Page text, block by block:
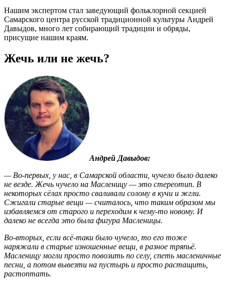
Нашим экспертом стал заведующий фольклорной секцией
Самарского центра русской традиционной культуры Андрей
Давыдов, много лет собирающий традиции и обряды,
присущие нашим краям.
Жечь или не жечь?
Андрей Давыдов:
— Во-первых, у нас, в Самарской области, чучело было далеко
не везде. Жечь чучело на Масленицу — это стереотип. В
некоторых сёлах просто сваливали солому в кучи и жгли.
Сжигали старые вещи — считалось, что таким образом мы
избавляемся от старого и переходим к чему-то новому. И
далеко не всегда это была фигура Масленицы.
Во-вторых, если всё-таки было чучело, то его тоже
наряжали в старые изношенные вещи, в разное тряпьё.
Масленицу могли просто повозить по селу, спеть масленичные
песни, а потом вывезти на пустырь и просто растащить,
растоптать.